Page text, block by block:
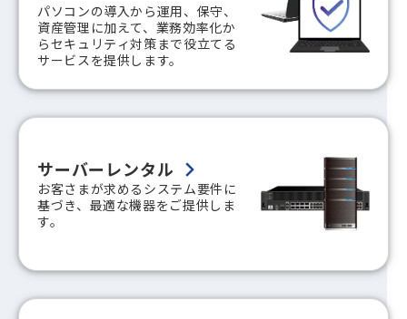
パソコンの導入から運用、保守、
資産管理に加えて、業務効率化か
らセキュリティ対策まで役立てる
サービスを提供します。
サーバーレンタル
お客さまが求めるシステム要件に
基づき、最適な機器をご提供しま
す。